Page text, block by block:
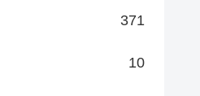
371
10